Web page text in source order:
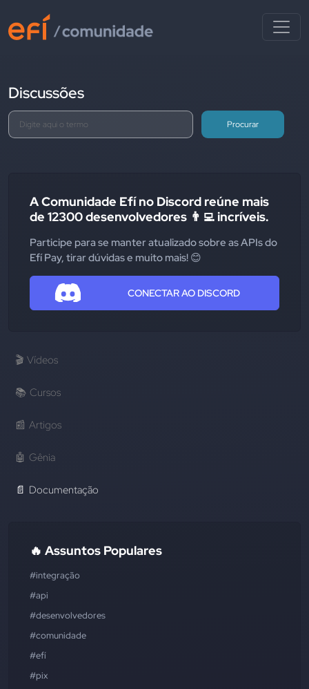
Discussões
Procurar
A Comunidade Efí no Discord reúne mais
de 12300 desenvolvedores 👨‍💻 incríveis.
Participe para se manter atualizado sobre as APIs do
Efí Pay, tirar dúvidas e muito mais! 😊
CONECTAR AO DISCORD
🎬 Vídeos
📚 Cursos
📰 Artigos
🤖 Gênia
📄 Documentação
🔥 Assuntos Populares
#integração
#api
#desenvolvedores
#comunidade
#efí
#pix